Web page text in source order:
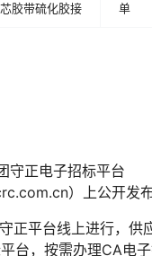
胶带硫化胶接 单
守正电子招标平台
）上公开发布
正平台线上进行，供
台，按需办理CA电